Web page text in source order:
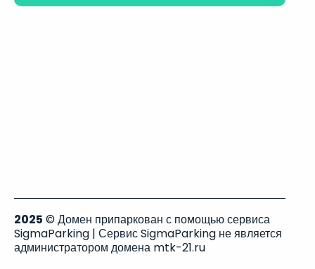
2025 © Домен припаркован с помощью сервиса
SigmaParking | Сервис SigmaParking не является
администратором домена mtk-21.ru